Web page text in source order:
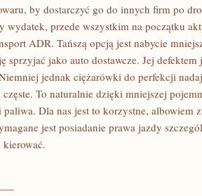
by dostarczyć go do innych firm po
wydatek, przede wszystkim na początku
ADR. Tańszą opcją jest nabycie
sprzyjać jako auto dostawcze. Jej defektem
jednak ciężarówki do perfekcji
To naturalnie dzięki mniejszej
Dla nas jest to korzystne, albowiem
jest posiadanie prawa jazdy